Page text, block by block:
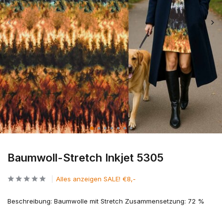
Baumwoll-Stretch Inkjet 5305
Alles anzeigen SALE! €8,-
Beschreibung: Baumwolle mit Stretch Zusammensetzung: 72 %